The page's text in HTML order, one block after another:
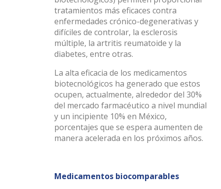
tratamientos más eficaces contra
enfermedades crónico-degenerativas y
difíciles de controlar, la esclerosis
múltiple, la artritis reumatoide y la
diabetes, entre otras.
La alta eficacia de los medicamentos
biotecnológicos ha generado que estos
ocupen, actualmente, alrededor del 30%
del mercado farmacéutico a nivel mundial
y un incipiente 10% en México,
porcentajes que se espera aumenten de
manera acelerada en los próximos años.
Medicamentos biocomparables